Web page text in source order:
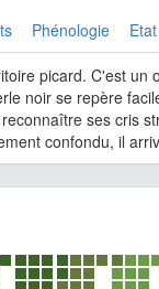
Phénologie
picard. C'est
noir se repère
ses cris
confondu, il